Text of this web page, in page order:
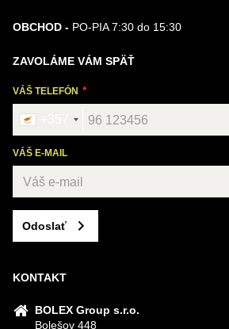
OBCHOD - PO-PIA 7:30 do 15:30
ZAVOLÁME VÁM SPÄŤ
VÁŠ TELEFÓN
VÁŠ E-MAIL
Odoslať
KONTAKT
BOLEX Group s.r.o.
Bolešov 448